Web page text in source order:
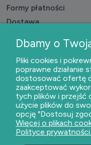
Formy płatności
Dostawa
O nas
Kontakt i dane firmy
O firmie
Dołącz do nas
Dbamy o
Pliki cookies i
poprawne działanie
dostosować ofertę
zaakceptować
tych plików i przejść
użycie plików do
opcję "Dostosuj
Więcej o plikach
Polityce prywatności.